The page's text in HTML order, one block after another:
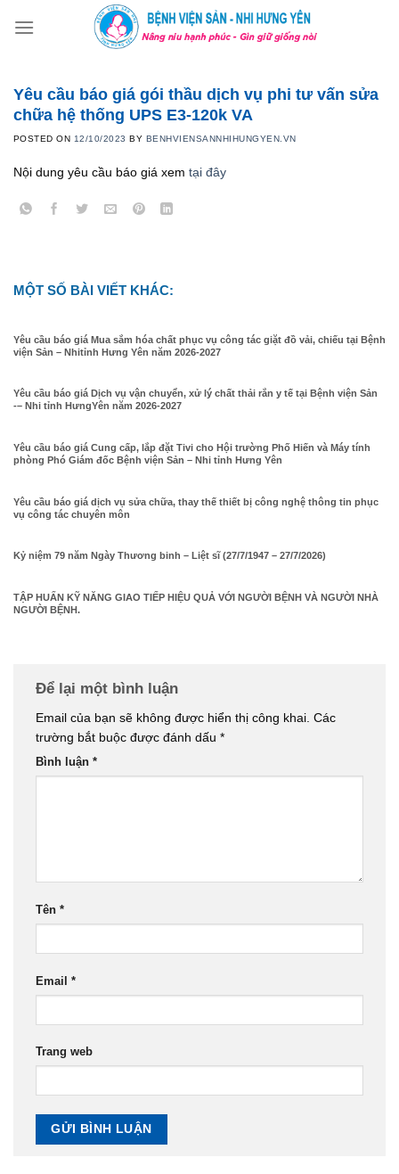
Yêu cầu báo giá gói thầu dịch vụ phi tư vấn sửa
chữa hệ thống UPS E3-120k VA
POSTED ON 12/10/2023 BY BENHVIENSANNHIHUNGYEN.VN
Nội dung yêu cầu báo giá xem tại đây
MỘT SỐ BÀI VIẾT KHÁC:
Yêu cầu báo giá Mua sắm hóa chất phục vụ công tác giặt đồ vải, chiếu tại Bệnh
viện Sản – Nhitỉnh Hưng Yên năm 2026-2027
Yêu cầu báo giá Dịch vụ vận chuyển, xử lý chất thải rắn y tế tại Bệnh viện Sản
-– Nhi tỉnh HưngYên năm 2026-2027
Yêu cầu báo giá Cung cấp, lắp đặt Tivi cho Hội trường Phố Hiến và Máy tính
phòng Phó Giám đốc Bệnh viện Sản – Nhi tỉnh Hưng Yên
Yêu cầu báo giá dịch vụ sửa chữa, thay thế thiết bị công nghệ thông tin phục
vụ công tác chuyên môn
Kỷ niệm 79 năm Ngày Thương binh – Liệt sĩ (27/7/1947 – 27/7/2026)
TẬP HUẤN KỸ NĂNG GIAO TIẾP HIỆU QUẢ VỚI NGƯỜI BỆNH VÀ NGƯỜI NHÀ
NGƯỜI BỆNH.
Để lại một bình luận
Email của bạn sẽ không được hiển thị công khai. Các
trường bắt buộc được đánh dấu *
Bình luận *
Tên *
Email *
Trang web